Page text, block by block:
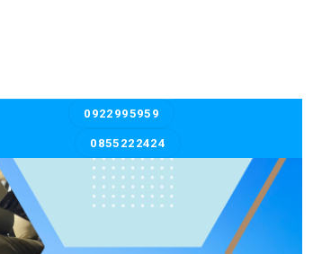
0922995959
0855222424